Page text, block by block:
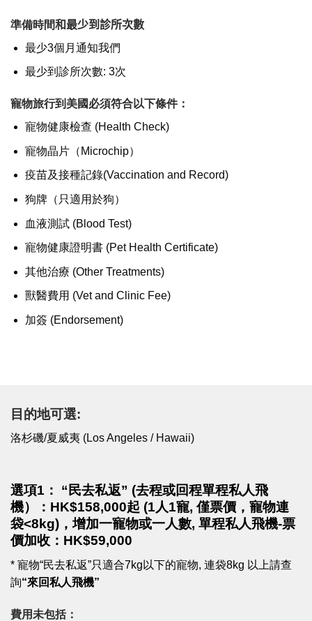
準備時間和最少到診所次數
最少3個月通知我們
最少到診所次數: 3次
寵物旅行到美國必須符合以下條件：
寵物健康檢查 (Health Check)
寵物晶片（Microchip）
疫苗及接種記錄(Vaccination and Record)
狗牌（只適用於狗）
血液測試 (Blood Test)
寵物健康證明書 (Pet Health Certificate)
其他治療 (Other Treatments)
獸醫費用 (Vet and Clinic Fee)
加簽 (Endorsement)
目的地可選:
洛杉磯/夏威夷 (Los Angeles / Hawaii)
選項1： “民去私返” (去程或回程單程私人飛
機）：HK$158,000起 (1人1寵, 僅票價，寵物連
袋<8kg)，增加一寵物或一人數, 單程私人飛機-票
價加收：HK$59,000
* 寵物“民去私返”只適合7kg以下的寵物, 連袋8kg 以上請查
詢“來回私人飛機”
費用未包括：